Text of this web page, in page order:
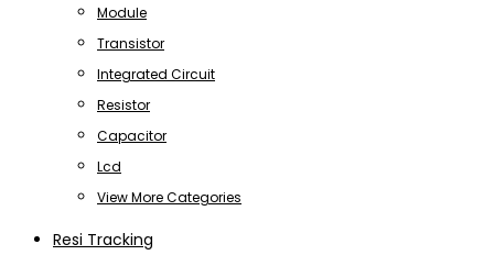
Module
Transistor
Integrated Circuit
Resistor
Capacitor
Lcd
View More Categories
Resi Tracking